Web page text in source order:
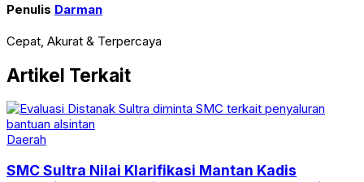
Penulis Darman
Cepat, Akurat & Terpercaya
Artikel Terkait
Daerah
SMC Sultra Nilai Klarifikasi Mantan Kadis